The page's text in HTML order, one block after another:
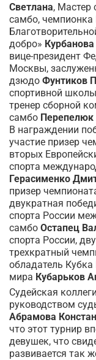
Светлана, Мастер
самбо, чемпионка
добро»
вице-президент
Москвы,
дзюдо Фунтиков
спортивной
тренер сборной
самбо Перепелюк
В награждении
участие призер
вторых
спорта
Герасименко
призер
двукратная
спорта России
самбо Остапец
спорта России,
трехкратный
обладатель Кубка
мира Кубарьков
Судейская
руководством
Абрамова
что этот турнир
девушек, что
развивается так